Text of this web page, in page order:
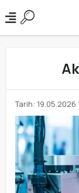
Tarih: 19.05.2026